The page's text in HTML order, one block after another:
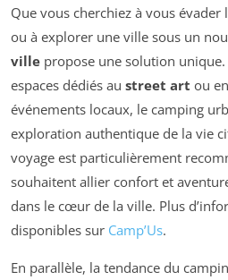
Que vous cherchiez à vous évader
ou à explorer une ville sous un
ville propose une solution
espaces dédiés au street art ou
événements locaux, le camping
exploration authentique de la vie
voyage est particulièrement
souhaitent allier confort et
dans le cœur de la ville. Plus
disponibles sur Camp’Us.
En parallèle, la tendance du